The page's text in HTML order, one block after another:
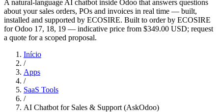
A natural-language AI chatbot inside Odoo that answers questions
about your sales orders, POs and invoices in real time — built,
installed and supported by ECOSIRE. Built to order by ECOSIRE
for Odoo 17, 18, 19 — indicative price from $349.00 USD; request
a quote for a scoped proposal.
Início
/
Apps
/
SaaS Tools
/
AI Chatbot for Sales & Support (AskOdoo)